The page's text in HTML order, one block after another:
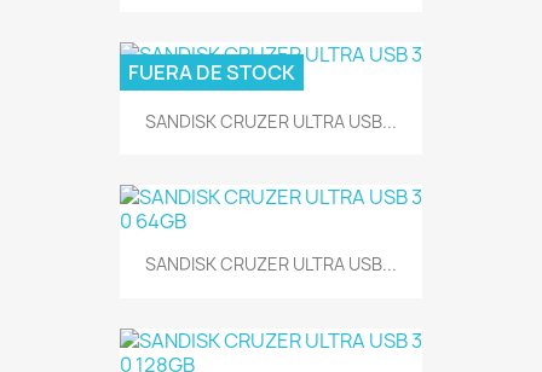
SANDISK CRUZER ULTRA USB...
FUERA DE STOCK
SANDISK CRUZER ULTRA USB...